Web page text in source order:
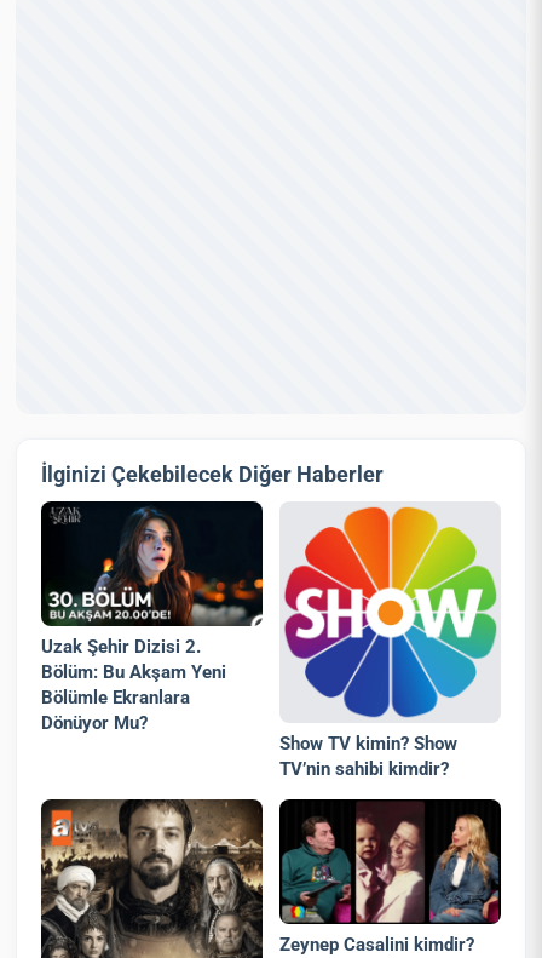
İlginizi Çekebilecek Diğer Haberler
Uzak Şehir Dizisi 2.
Bölüm: Bu Akşam Yeni
Bölümle Ekranlara
Dönüyor Mu?
Show TV kimin? Show
TV’nin sahibi kimdir?
Zeynep Casalini kimdir?